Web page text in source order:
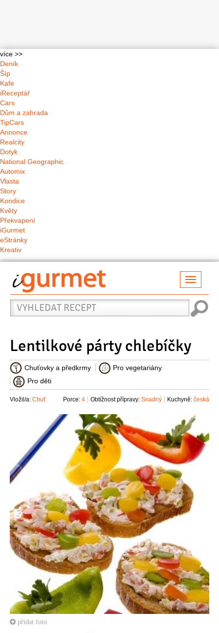
více >>
Deník
Šíp
Kafe
iReceptář
Cars
Dům a zahrada
TipCars
Annonce
Realcity
Dotyk
National Geographic
Automix
Vlasta
Story
Kondice
Květy
Překvapení
iGurmet
eStránky
Kreativ
Vyhledat
recept
Lentilkové párty chlebíčky
Chuťovky a předkrmy
Pro vegetariány
Pro děti
Vložil/a: Chuť Kuchyně: česká
Obtížnost přípravy: Snadný
Porce: 4
přidat foto